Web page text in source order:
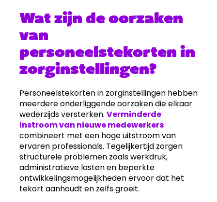
Wat zijn de oorzaken
van
personeelstekorten in
zorginstellingen?
Personeelstekorten in zorginstellingen hebben
meerdere onderliggende oorzaken die elkaar
wederzijds versterken. Verminderde
instroom van nieuwe medewerkers
combineert met een hoge uitstroom van
ervaren professionals. Tegelijkertijd zorgen
structurele problemen zoals werkdruk,
administratieve lasten en beperkte
ontwikkelingsmogelijkheden ervoor dat het
tekort aanhoudt en zelfs groeit.